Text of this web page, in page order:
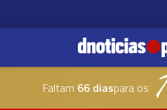
Faltam 66 diaspara os